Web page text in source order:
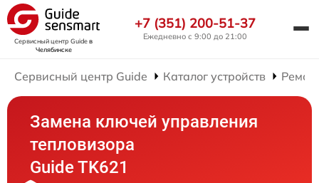
Сервисный центр Guideв
Челябинске
+7 (351) 200-51-37
Ежедневно с 9:00 до 21:00
Сервисный центр Guide Каталог устройств
Замена ключей управления
тепловизора
Guide TK621